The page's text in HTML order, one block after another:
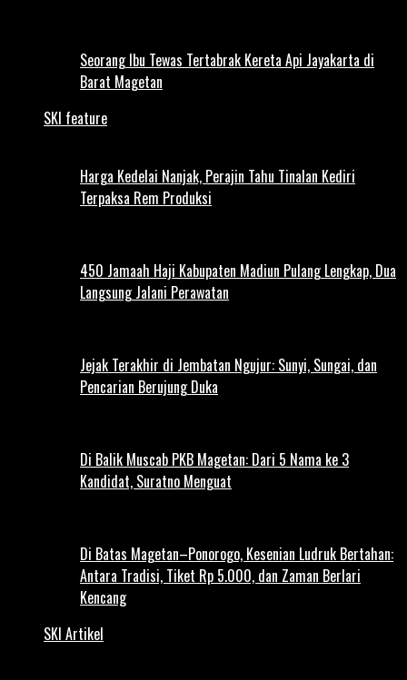
Seorang Ibu Tewas Tertabrak Kereta Api Jayakarta di
Barat Magetan
SKI feature
Harga Kedelai Nanjak, Perajin Tahu Tinalan Kediri
Terpaksa Rem Produksi
450 Jamaah Haji Kabupaten Madiun Pulang Lengkap, Dua
Langsung Jalani Perawatan
Jejak Terakhir di Jembatan Ngujur: Sunyi, Sungai, dan
Pencarian Berujung Duka
Di Balik Muscab PKB Magetan: Dari 5 Nama ke 3
Kandidat, Suratno Menguat
Di Batas Magetan–Ponorogo, Kesenian Ludruk Bertahan:
Antara Tradisi, Tiket Rp 5.000, dan Zaman Berlari
Kencang
SKI Artikel